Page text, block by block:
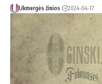
Ukmergės žinios 2024-04-17